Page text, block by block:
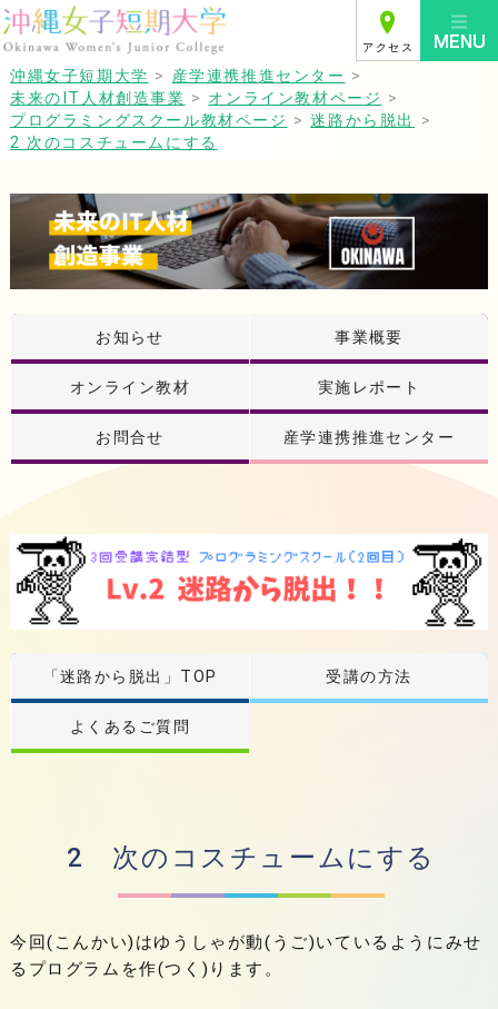
アクセス
沖縄女子短期大学 > 産学連携推進センター >
未来のIT人材創造事業 > オンライン教材ページ >
プログラミングスクール教材ページ > 迷路から脱出
>
2 次のコスチュームにする
お知らせ 事業概要
オンライン教材 実施レポート
お問合せ 産学連携推進センター
「迷路から脱出」TOP 受講の方法
よくあるご質問
2 次のコスチュームにする
今回(こんかい)はゆうしゃが動(うご)いているようにみせ
るプログラムを作(つく)ります。